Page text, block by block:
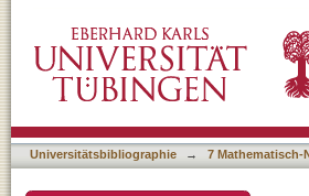
at root s(NN)=5.02 TeV
Universitätsbibliographie → 7